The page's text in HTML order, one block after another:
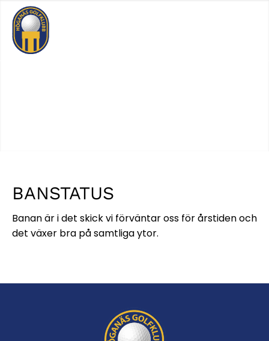
BANSTATUS
Banan är i det skick vi förväntar oss för årstiden och
det växer bra på samtliga ytor.